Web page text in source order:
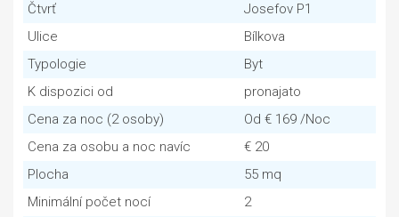
Čtvrť
Josefov P1
Ulice
Bílkova
Typologie
Byt
K dispozici od
pronajato
Cena za noc (2 osoby)
Od € 169 /Noc
Cena za osobu a noc navíc
€ 20
Plocha
55 mq
Minimální počet nocí
2